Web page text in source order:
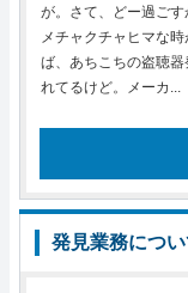
が。さて、どー過ご
メチャクチャヒマな
ば、あちこちの盗聴
れてるけど。メーカ...
発見業務につい